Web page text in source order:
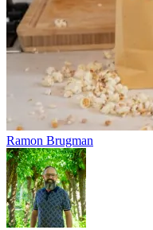
Ramon Brugman